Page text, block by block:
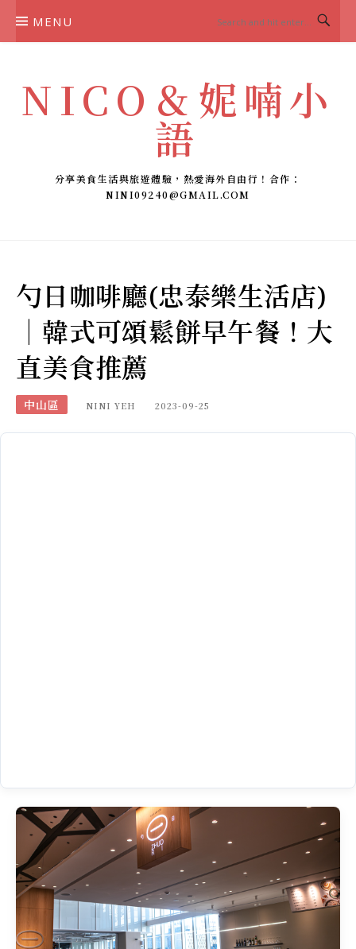
MENU
NICO＆妮喃小
語
分享美食生活與旅遊體驗，熱愛海外自由行！合作：
NINI09240@GMAIL.COM
勺日咖啡廳(忠泰樂生活店)
｜韓式可頌鬆餅早午餐！大
直美食推薦
中山區 NINI YEH 2023-09-25